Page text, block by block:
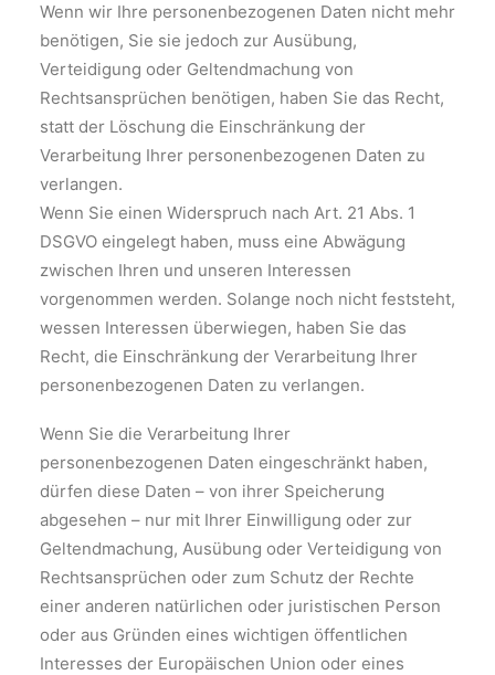
Wenn wir Ihre personenbezogenen Daten nicht mehr
benötigen, Sie sie jedoch zur Ausübung,
Verteidigung oder Geltendmachung von
Rechtsansprüchen benötigen, haben Sie das Recht,
statt der Löschung die Einschränkung der
Verarbeitung Ihrer personenbezogenen Daten zu
verlangen.
Wenn Sie einen Widerspruch nach Art. 21 Abs. 1
DSGVO eingelegt haben, muss eine Abwägung
zwischen Ihren und unseren Interessen
vorgenommen werden. Solange noch nicht feststeht,
wessen Interessen überwiegen, haben Sie das
Recht, die Einschränkung der Verarbeitung Ihrer
personenbezogenen Daten zu verlangen.
Wenn Sie die Verarbeitung Ihrer
personenbezogenen Daten eingeschränkt haben,
dürfen diese Daten – von ihrer Speicherung
abgesehen – nur mit Ihrer Einwilligung oder zur
Geltendmachung, Ausübung oder Verteidigung von
Rechtsansprüchen oder zum Schutz der Rechte
einer anderen natürlichen oder juristischen Person
oder aus Gründen eines wichtigen öffentlichen
Interesses der Europäischen Union oder eines